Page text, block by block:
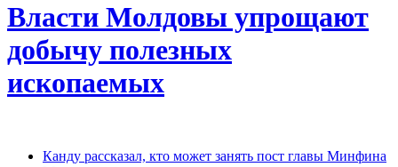
Власти Молдовы упрощают
добычу полезных
ископаемых
Канду рассказал, кто может занять пост главы Минфина